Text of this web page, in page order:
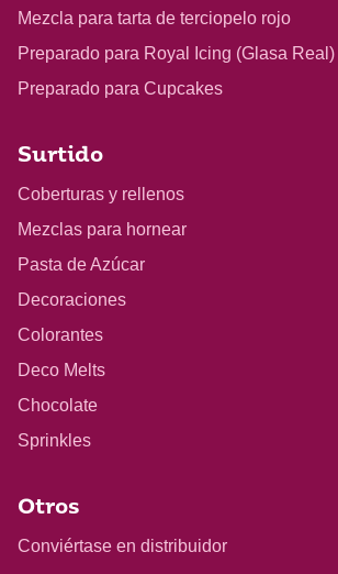
Mezcla para tarta de terciopelo rojo
Preparado para Royal Icing (Glasa Real)
Preparado para Cupcakes
Surtido
Coberturas y rellenos
Mezclas para hornear
Pasta de Azúcar
Decoraciones
Colorantes
Deco Melts
Chocolate
Sprinkles
Otros
Conviértase en distribuidor